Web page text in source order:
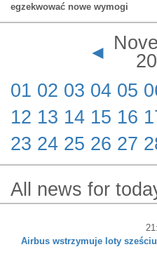
egzekwować nowe wymogi
dotyczące pozwoleń na wjazd
◄
01 02 03 04 05
12 13 14 15 16
23 24 25 26 27
All news for
Airbus wstrzymuje loty